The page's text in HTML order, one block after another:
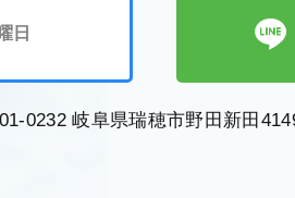
日
0232 岐阜県瑞穂市野田新田